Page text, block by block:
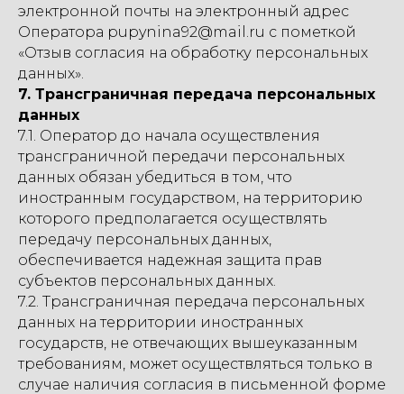
электронной почты на электронный адрес
Оператора pupynina92@mail.ru с пометкой
«Отзыв согласия на обработку персональных
данных».
7. Трансграничная передача персональных
данных
7.1. Оператор до начала осуществления
трансграничной передачи персональных
данных обязан убедиться в том, что
иностранным государством, на территорию
которого предполагается осуществлять
передачу персональных данных,
обеспечивается надежная защита прав
субъектов персональных данных.
7.2. Трансграничная передача персональных
данных на территории иностранных
государств, не отвечающих вышеуказанным
требованиям, может осуществляться только в
случае наличия согласия в письменной форме